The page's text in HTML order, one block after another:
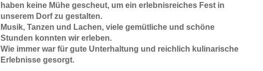
haben keine Mühe gescheut, um ein erlebnisreiches Fest in
unserem Dorf zu gestalten.
Musik, Tanzen und Lachen, viele gemütliche und schöne
Stunden konnten wir erleben.
Wie immer war für gute Unterhaltung und reichlich kulinarische
Erlebnisse gesorgt.